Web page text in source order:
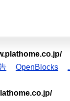
OpenBlocks